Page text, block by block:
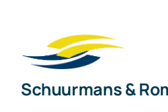
Schuurmans &